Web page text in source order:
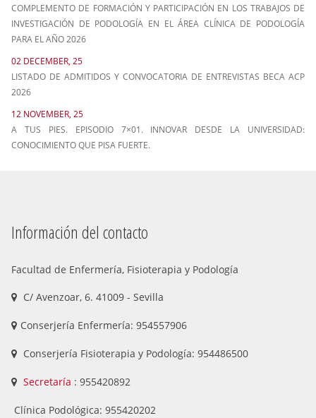
COMPLEMENTO DE FORMACIÓN Y PARTICIPACIÓN EN LOS TRABAJOS DE
INVESTIGACIÓN DE PODOLOGÍA EN EL ÁREA CLÍNICA DE PODOLOGÍA
PARA EL AÑO 2026
02 DECEMBER, 25
LISTADO DE ADMITIDOS Y CONVOCATORIA DE ENTREVISTAS BECA ACP
2026
12 NOVEMBER, 25
A TUS PIES. EPISODIO 7×01. INNOVAR DESDE LA UNIVERSIDAD:
CONOCIMIENTO QUE PISA FUERTE.
Información del contacto
Facultad de Enfermería, Fisioterapia y Podología
C/ Avenzoar, 6. 41009 - Sevilla
Conserjería Enfermería: 954557906
Conserjería Fisioterapia y Podología: 954486500
Secretaría : 955420892
Clínica Podológica: 955420202